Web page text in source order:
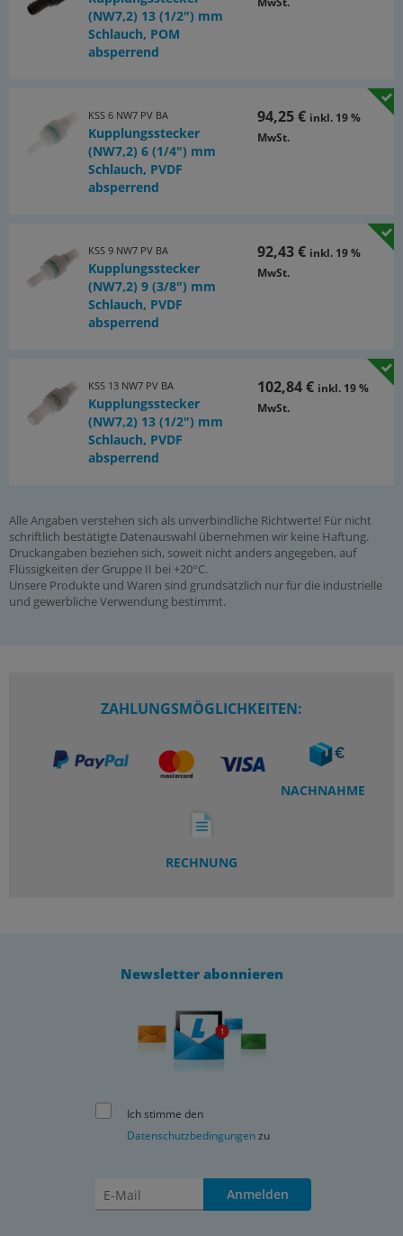
(NW7,2) 13 (1/2") mm
Schlauch, POM
absperrend
KSS 6 NW7 PV BA
Kupplungsstecker
(NW7,2) 6 (1/4") mm
Schlauch, PVDF
absperrend
94,25 € inkl. 19 %
MwSt.
KSS 9 NW7 PV BA
Kupplungsstecker
(NW7,2) 9 (3/8") mm
Schlauch, PVDF
absperrend
92,43 € inkl. 19 %
MwSt.
KSS 13 NW7 PV BA
Kupplungsstecker
(NW7,2) 13 (1/2") mm
Schlauch, PVDF
absperrend
102,84 € inkl. 19 %
MwSt.
Alle Angaben verstehen sich als unverbindliche Richtwerte! Für nicht
schriftlich bestätigte Datenauswahl übernehmen wir keine Haftung.
Druckangaben beziehen sich, soweit nicht anders angegeben, auf
Flüssigkeiten der Gruppe II bei +20°C.
Unsere Produkte und Waren sind grundsätzlich nur für die industrielle
und gewerbliche Verwendung bestimmt.
ZAHLUNGSMÖGLICHKEITEN:
NACHNAHME
RECHNUNG
Newsletter abonnieren
Ich stimme den
Datenschutzbedingungenzu
Anmelden